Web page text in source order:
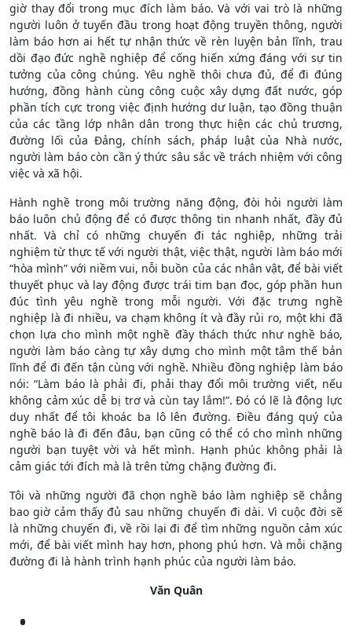
giờ thay đổi trong mục đích làm báo. Và với vai trò là những
người luôn ở tuyến đầu trong hoạt động truyền thông, người
làm báo hơn ai hết tự nhận thức về rèn luyện bản lĩnh, trau
dồi đạo đức nghề nghiệp để cống hiến xứng đáng với sự tin
tưởng của công chúng. Yêu nghề thôi chưa đủ, để đi đúng
hướng, đồng hành cùng công cuộc xây dựng đất nước, góp
phần tích cực trong việc định hướng dư luận, tạo đồng thuận
của các tầng lớp nhân dân trong thực hiện các chủ trương,
đường lối của Đảng, chính sách, pháp luật của Nhà nước,
người làm báo còn cần ý thức sâu sắc về trách nhiệm với công
việc và xã hội.
Hành nghề trong môi trường năng động, đòi hỏi người làm
báo luôn chủ động để có được thông tin nhanh nhất, đầy đủ
nhất. Và chỉ có những chuyến đi tác nghiệp, những trải
nghiệm từ thực tế với người thật, việc thật, người làm báo mới
“hòa mình” với niềm vui, nỗi buồn của các nhân vật, để bài viết
thuyết phục và lay động được trái tim bạn đọc, góp phần hun
đúc tình yêu nghề trong mỗi người. Với đặc trưng nghề
nghiệp là đi nhiều, va chạm không ít và đầy rủi ro, một khi đã
chọn lựa cho mình một nghề đầy thách thức như nghề báo,
người làm báo càng tự xây dựng cho mình một tâm thế bản
lĩnh để đi đến tận cùng với nghề. Nhiều đồng nghiệp làm báo
nói: “Làm báo là phải đi, phải thay đổi môi trường viết, nếu
không cảm xúc dễ bị trơ và cùn tay lắm!”. Đó có lẽ là động lực
duy nhất để tôi khoác ba lô lên đường. Điều đáng quý của
nghề báo là đi đến đâu, bạn cũng có thể có cho mình những
người bạn tuyệt vời và hết mình. Hạnh phúc không phải là
cảm giác tới đích mà là trên từng chặng đường đi.
Tôi và những người đã chọn nghề báo làm nghiệp sẽ chẳng
bao giờ cảm thấy đủ sau những chuyến đi dài. Vì cuộc đời sẽ
là những chuyến đi, về rồi lại đi để tìm những nguồn cảm xúc
mới, để bài viết mình hay hơn, phong phú hơn. Và mỗi chặng
đường đi là hành trình hạnh phúc của người làm báo.
Văn Quân